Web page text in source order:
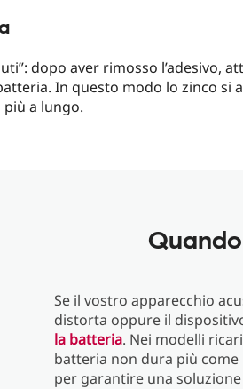
dopo aver rimosso l’adesivo,
In questo modo lo zinco si
a lungo.
Se il vostro apparecchio
distorta oppure il
la batteria. Nei modelli
batteria non dura più
per garantire una